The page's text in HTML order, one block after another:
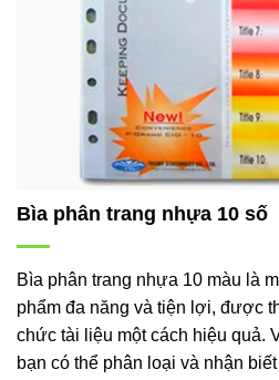
Bìa phân trang nhựa 10 số
Bìa phân trang nhựa 10 màu là
phẩm đa năng và tiện lợi, được
chức tài liệu một cách hiệu quả.
bạn có thể phân loại và nhận